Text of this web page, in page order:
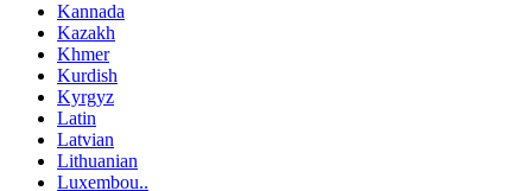
Kannada
Kazakh
Khmer
Kurdish
Kyrgyz
Latin
Latvian
Lithuanian
Luxembou..